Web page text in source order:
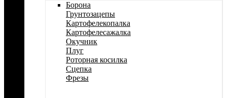
Борона
Грунтозацепы
Картофелекопалка
Картофелесажалка
Окучник
Плуг
Роторная косилка
Сцепка
Фрезы